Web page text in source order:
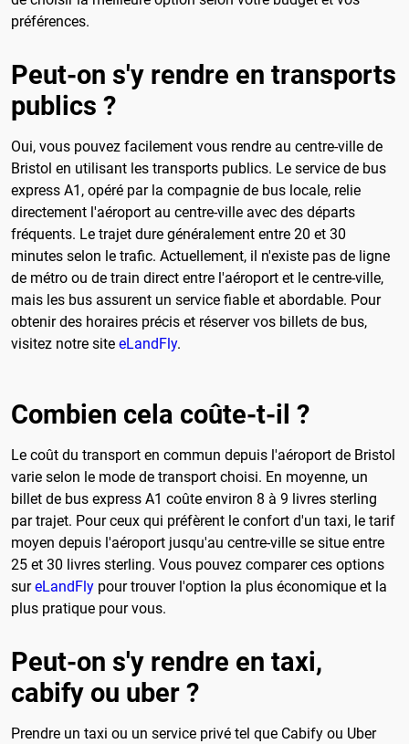
préférences.
Peut-on s'y rendre en transports
publics ?
Oui, vous pouvez facilement vous rendre au centre-ville de
Bristol en utilisant les transports publics. Le service de bus
express A1, opéré par la compagnie de bus locale, relie
directement l'aéroport au centre-ville avec des départs
fréquents. Le trajet dure généralement entre 20 et 30
minutes selon le trafic. Actuellement, il n'existe pas de ligne
de métro ou de train direct entre l'aéroport et le centre-ville,
mais les bus assurent un service fiable et abordable. Pour
obtenir des horaires précis et réserver vos billets de bus,
visitez notre site eLandFly.
Combien cela coûte-t-il ?
Le coût du transport en commun depuis l'aéroport de Bristol
varie selon le mode de transport choisi. En moyenne, un
billet de bus express A1 coûte environ 8 à 9 livres sterling
par trajet. Pour ceux qui préfèrent le confort d'un taxi, le tarif
moyen depuis l'aéroport jusqu'au centre-ville se situe entre
25 et 30 livres sterling. Vous pouvez comparer ces options
sureLandFly pour trouver l'option la plus économique et la
plus pratique pour vous.
Peut-on s'y rendre en taxi,
cabify ou uber ?
Prendre un taxi ou un service privé tel que Cabify ou Uber